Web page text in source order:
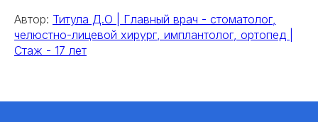
Автор: Титула Д.О | Главный врач - стоматолог,
челюстно-лицевой хирург, имплантолог, ортопед |
Стаж - 17 лет